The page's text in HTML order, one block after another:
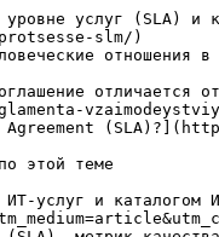
уровне услуг
slm/)
Agreement
этой теме
ИТ-услуг и